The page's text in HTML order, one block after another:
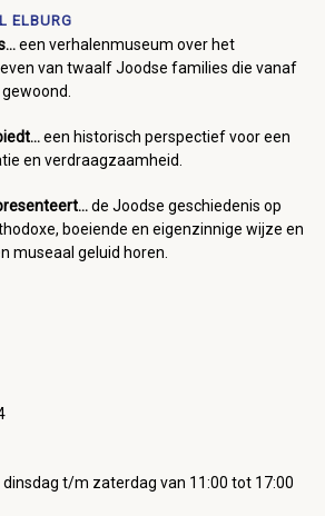
ELBURG
een verhalenmuseum over het
van twaalf Joodse families die vanaf
een historisch perspectief voor een
en verdraagzaamheid.
de Joodse geschiedenis op
boeiende en eigenzinnige wijze en
museaal geluid horen.
dinsdag t/m zaterdag van 11:00 tot 17:00